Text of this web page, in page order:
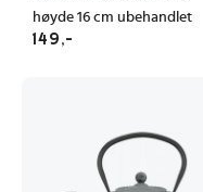
høyde 16 cm ubehandlet
149,-